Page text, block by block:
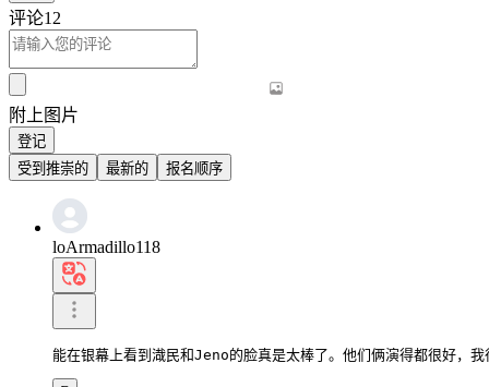
评论12
附上图片
登记
受到推崇的
最新的 报名顺序
loArmadillo118
能在银幕上看到渽民和Jeno的脸真是太棒了。他们俩演得都很好，